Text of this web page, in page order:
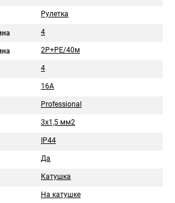
Рулетка
4
2Р+PЕ/40м
4
16A
Professional
3х1,5 мм2
IP44
Да
Катушка
На катушке